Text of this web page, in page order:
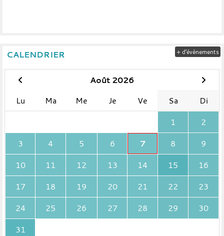
CALENDRIER
Août 2026
Lu
Ma Me Je Ve Sa
Di
1
2
3
4 5 6 7 8
9
10
11 12 13 14 15
16
17
18 19 20 21 22
23
24
25 26 27 28 29
30
31
+ d'évènements